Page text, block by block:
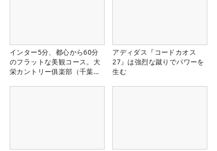
インター5分、都心から60分
のフラットな美観コース。大
栄カントリー俱楽部（千葉
アディダス『コードカオス
27』は強烈な蹴りでパワーを
生む